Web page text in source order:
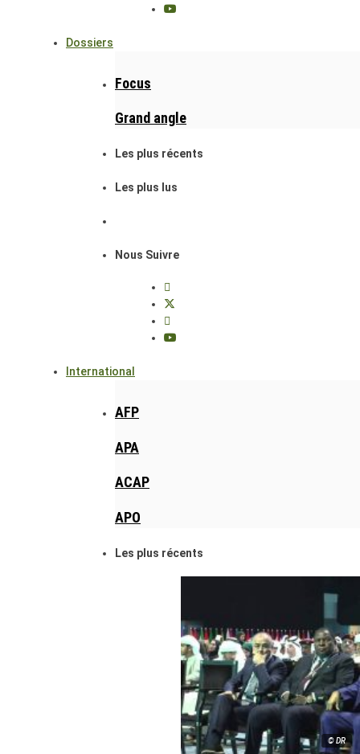
Dossiers
Focus
Grand angle
Les plus récents
Les plus lus
Nous Suivre
International
AFP
APA
ACAP
APO
Les plus récents
© DR